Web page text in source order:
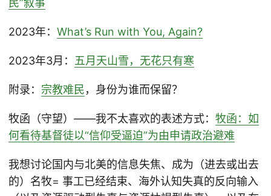
民”叙事
2023年： What’s Run with You, Again?
2023年3月： 五月天山雪，无花只有寒
附录： 宗教难民，身份为谁而保留？
牧函（守望）——我不太喜欢的表述方式： 牧函：如
何看待基督徒以“信仰受逼迫”为由申请政治避难
我想讨论国内与北美的信息失焦、成为（进去或出去
的）名牧= 事工已经结束、海外认知失真的反向输入